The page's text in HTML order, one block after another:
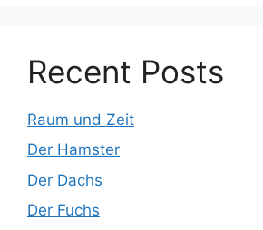
Recent Posts
Raum und Zeit
Der Hamster
Der Dachs
Der Fuchs